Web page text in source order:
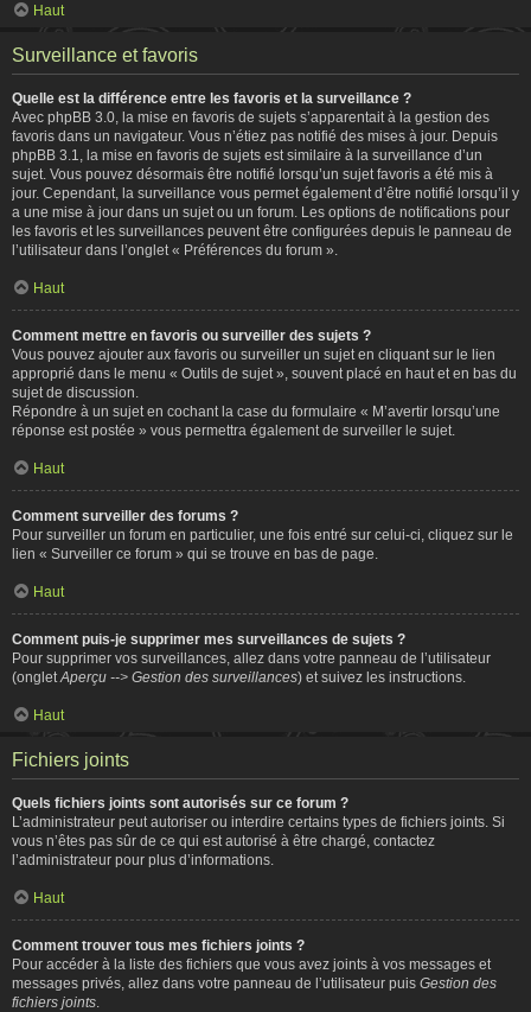
Haut
Surveillance et favoris
Quelle est la différence entre les favoris et la surveillance ?
Avec phpBB 3.0, la mise en favoris de sujets s’apparentait à la gestion des
favoris dans un navigateur. Vous n’étiez pas notifié des mises à jour. Depuis
phpBB 3.1, la mise en favoris de sujets est similaire à la surveillance d’un
sujet. Vous pouvez désormais être notifié lorsqu’un sujet favoris a été mis à
jour. Cependant, la surveillance vous permet également d’être notifié lorsqu’il y
a une mise à jour dans un sujet ou un forum. Les options de notifications pour
les favoris et les surveillances peuvent être configurées depuis le panneau de
l’utilisateur dans l’onglet « Préférences du forum ».
Haut
Comment mettre en favoris ou surveiller des sujets ?
Vous pouvez ajouter aux favoris ou surveiller un sujet en cliquant sur le lien
approprié dans le menu « Outils de sujet », souvent placé en haut et en bas du
sujet de discussion.
Répondre à un sujet en cochant la case du formulaire « M’avertir lorsqu’une
réponse est postée » vous permettra également de surveiller le sujet.
Haut
Comment surveiller des forums ?
Pour surveiller un forum en particulier, une fois entré sur celui-ci, cliquez sur le
lien « Surveiller ce forum » qui se trouve en bas de page.
Haut
Comment puis-je supprimer mes surveillances de sujets ?
Pour supprimer vos surveillances, allez dans votre panneau de l’utilisateur
(onglet Aperçu --> Gestion des surveillances) et suivez les instructions.
Haut
Fichiers joints
Quels fichiers joints sont autorisés sur ce forum ?
L’administrateur peut autoriser ou interdire certains types de fichiers joints. Si
vous n’êtes pas sûr de ce qui est autorisé à être chargé, contactez
l’administrateur pour plus d’informations.
Haut
Comment trouver tous mes fichiers joints ?
Pour accéder à la liste des fichiers que vous avez joints à vos messages et
messages privés, allez dans votre panneau de l’utilisateur puis Gestion des
fichiers joints